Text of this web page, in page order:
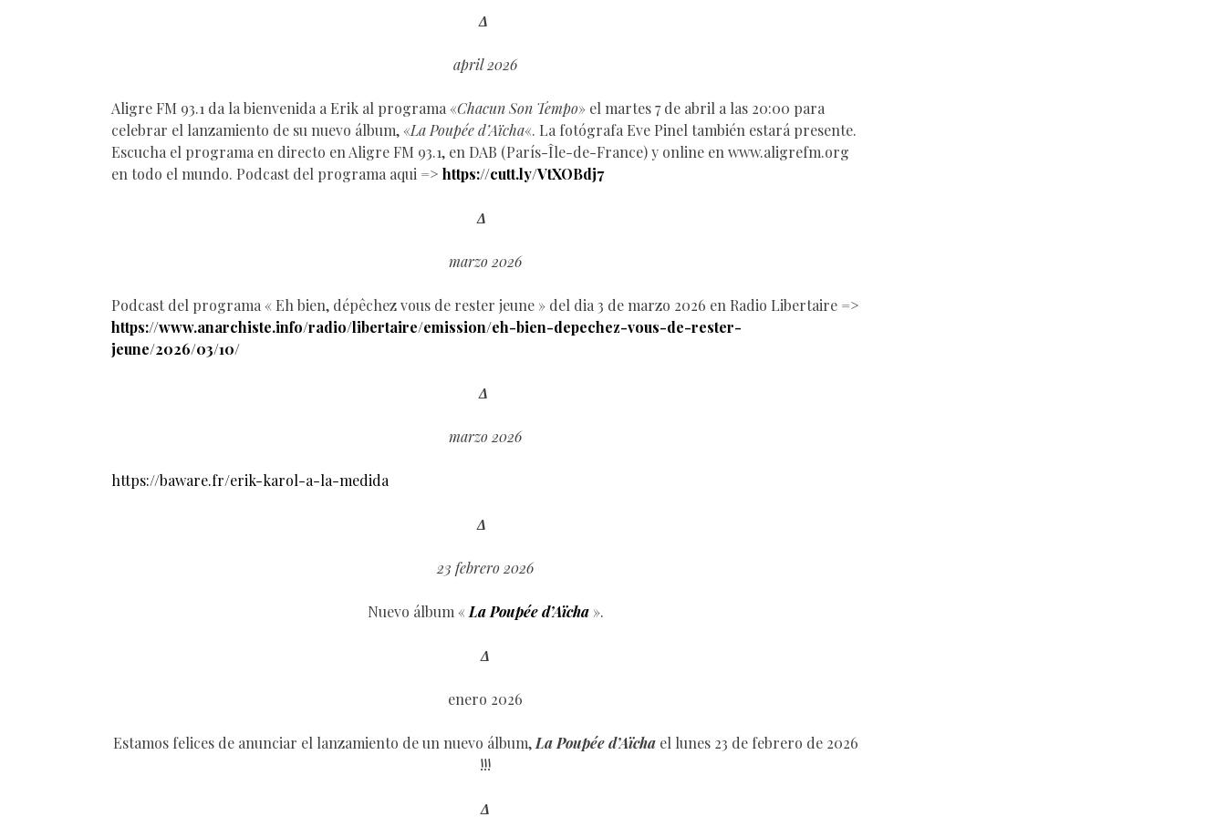
Δ
april 2026
Aligre FM 93.1 da la bienvenida a Erik al programa «Chacun Son Tempo» el martes 7 de abril a las 20:00 para
celebrar el lanzamiento de su nuevo álbum, «La Poupée d’Aïcha«. La fotógrafa Eve Pinel también estará presente.
Escucha el programa en directo en Aligre FM 93.1, en DAB (París-Île-de-France) y online en www.aligrefm.org
en todo el mundo. Podcast del programa aqui => https://cutt.ly/VtXOBdj7
Δ
marzo 2026
Podcast del programa « Eh bien, dépêchez vous de rester jeune » del dia 3 de marzo 2026 en Radio Libertaire =>
https://www.anarchiste.info/radio/libertaire/emission/eh-bien-depechez-vous-de-rester-
jeune/2026/03/10/
Δ
marzo 2026
https://baware.fr/erik-karol-a-la-medida
Δ
23 febrero 2026
Nuevo álbum « La Poupée d’Aïcha ».
Δ
enero 2026
Estamos felices de anunciar el lanzamiento de un nuevo álbum, La Poupée d’Aïchael lunes 23 de febrero de 2026
!!!
Δ